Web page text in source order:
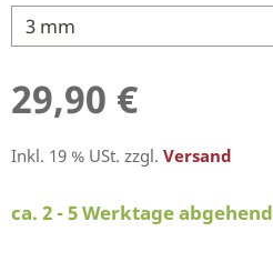
29,90 €
Inkl. 19 % USt. zzgl. Versand
ca. 2 - 5 Werktage abgehend